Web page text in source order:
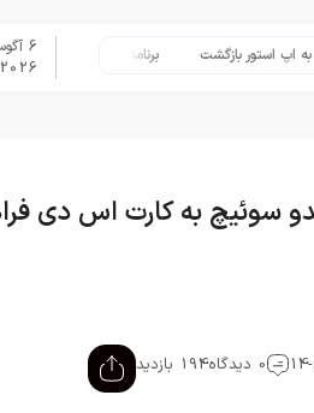
بازگشت برنامه Apple Upgrade معرفی شد؛ شرایط اپل برای اجاره آیفون، آیپد، مک و اپل واچ
6
2026
سوئیچ به کارت اس دی
0 دیدگاه 194 بازدید